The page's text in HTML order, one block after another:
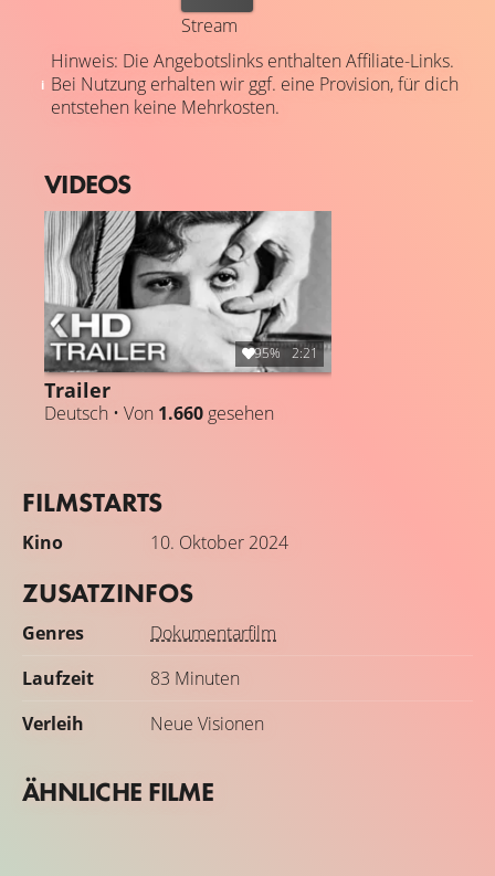
Stream
Hinweis: Die Angebotslinks enthalten Affiliate-Links.
Bei Nutzung erhalten wir ggf. eine Provision, für dich
entstehen keine Mehrkosten.
VIDEOS
95% 2:21
Trailer
Deutsch • Von 1.660 gesehen
FILMSTARTS
Kino 10. Oktober 2024
ZUSATZINFOS
Genres
Dokumentarfilm
Laufzeit
83 Minuten
Verleih
Neue Visionen
ÄHNLICHE FILME